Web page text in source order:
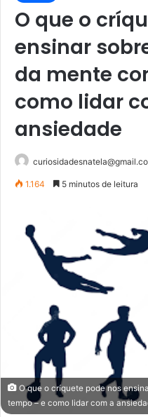
O que o
ensinar
da mente
como lidar
ansiedade
1.164 5 minutos de leitura
O que o críquete pode nos
tempo – e como lidar com a